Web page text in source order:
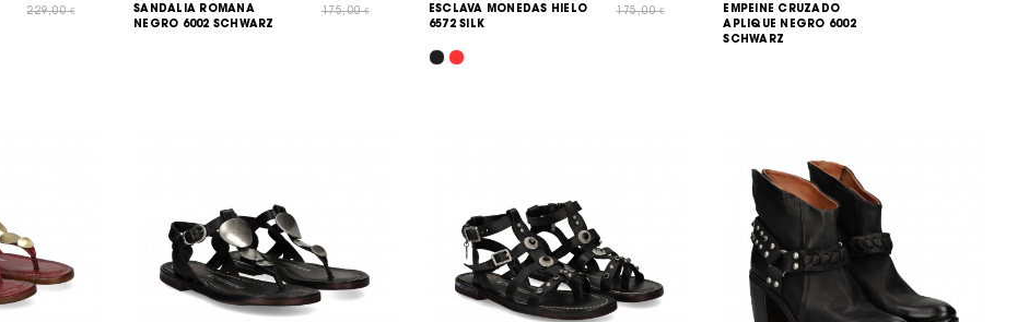
229,00€
SANDALIA ROMANA
NEGRO 6002 SCHWARZ
175,00€
ESCLAVA MONEDAS HIELO
6572 SILK
175,00€
EMPEINE CRUZADO
APLIQUE NEGRO 6002
SCHWARZ